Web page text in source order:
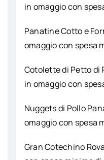
in omaggio con
Panatine Cotto e
omaggio con spesa
Cotolette di Petto di
in omaggio con
Nuggets di Pollo
omaggio con spesa
Gran Cotechino